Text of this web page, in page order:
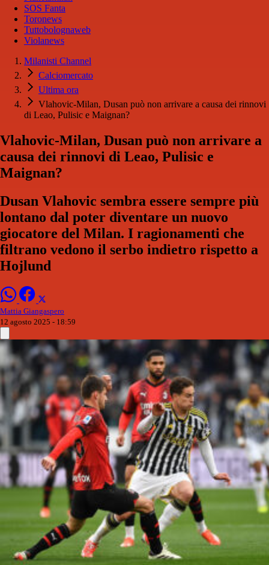
SOS Fanta
Toronews
Tuttobolognaweb
Violanews
Milanisti Channel
Calciomercato
Ultima ora
Vlahovic-Milan, Dusan può non arrivare a causa dei rinnovi
di Leao, Pulisic e Maignan?
Vlahovic-Milan, Dusan può non arrivare a
causa dei rinnovi di Leao, Pulisic e
Maignan?
Dusan Vlahovic sembra essere sempre più
lontano dal poter diventare un nuovo
giocatore del Milan. I ragionamenti che
filtrano vedono il serbo indietro rispetto a
Hojlund
Mattia Giangaspero
12 agosto 2025 - 18:59